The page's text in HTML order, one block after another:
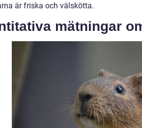
är friska och välskötta.
mätningar